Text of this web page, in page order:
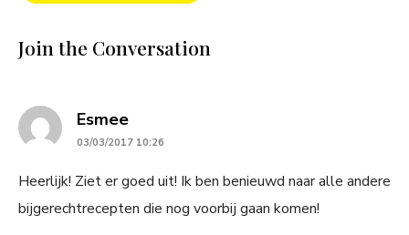
Join the Conversation
Esmeesays:
03/03/2017 10:26
Heerlijk! Ziet er goed uit! Ik ben benieuwd naar alle andere
bijgerechtrecepten die nog voorbij gaan komen!